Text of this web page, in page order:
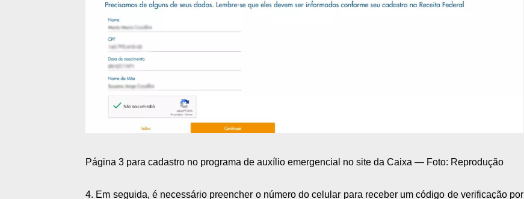
Página 3 para cadastro no programa de auxílio emergencial no site da Caixa — Foto: Reprodução
4. Em seguida, é necessário preencher o número do celular para receber um código de verificação por